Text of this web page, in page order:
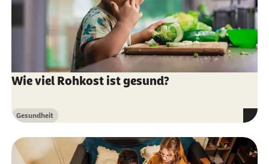
Wie viel Rohkost ist gesund?
Kategorie
Gesundheit